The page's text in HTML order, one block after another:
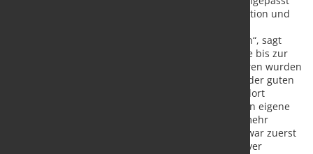
werden. „Aus diesem Grund macht eine Vorproduktion und
angewiesen, schnell im eigenen Haus zu schneiden“, sagt
Franz Humberg. Vom Zukauf zur Plasmatechnologie bis zur
Wunschlösung im Laserbereich In den Anfangsjahren wurden
die Schneidteile noch zugekauft. Nachdem wegen der guten
Entwicklung des Unternehmens ein größerer Standort
notwendig wurde, entschied die Geschäftsleitung in eigene
Schneidsysteme zu investieren. Mehr Flexibilität, mehr
Geschwindigkeit war die Marschroute. Angedacht war zuerst
eine gebrauchte Laserschneidanlage, nach intensiver